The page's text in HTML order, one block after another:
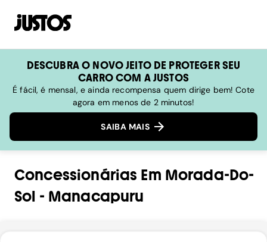
DESCUBRA O NOVO JEITO DE PROTEGER SEU
CARRO COM A JUSTOS
É fácil, é mensal, e ainda recompensa quem dirige bem! Cote
agora em menos de 2 minutos!
SAIBA MAIS
Concessionárias Em Morada-Do-
Sol - Manacapuru